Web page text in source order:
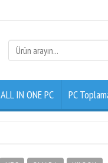
ALL IN ONE PC PC